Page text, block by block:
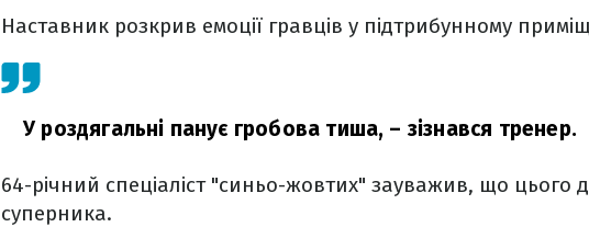
Наставник розкрив емоції гравців у підтрибунному
У роздягальні панує гробова тиша, – зізнався тренер.
64-річний спеціаліст "синьо-жовтих" зауважив, що цього
суперника.